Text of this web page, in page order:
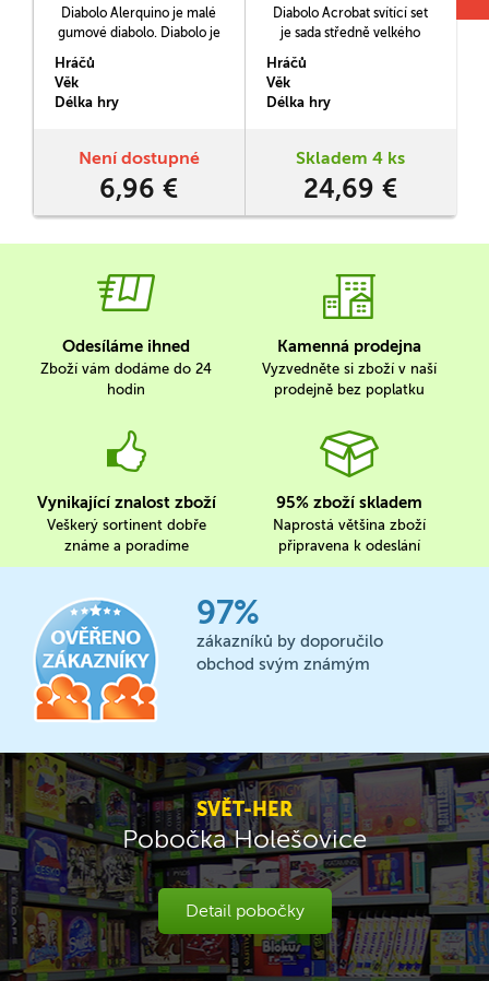
Diabolo Alerquino je malé
gumové diabolo. Diabolo je
mírně pokročilejší žongléry.
Pro úplné začátečníky
doporučujeme některé ze
případně větší gumové
diabolo Alerquino Beach
Midi.
Hráčů
Věk
Délka hry
Není dostupné
6,96 €
Diabolo Acrobat svítící set
je sada středně velkého
směsi pryže a plastu a
kvalitních kovových hůlek.
Diabolo má vyšší hmotnost
zdatné začátečníky a
Hráčů
Věk
Délka hry
Skladem 4 ks
24,69 €
Odesíláme ihned
Zboží vám dodáme do 24
hodin
Kamenná prodejna
Vyzvedněte si zboží v naší
prodejně bez poplatku
Vynikající znalost zboží
Veškerý sortinent dobře
známe a poradíme
95% zboží skladem
Naprostá většina zboží
připravena k odeslání
97%
zákazníků by doporučilo
obchod svým známým
SVĚT-HER
Pobočka Holešovice
Detail pobočky